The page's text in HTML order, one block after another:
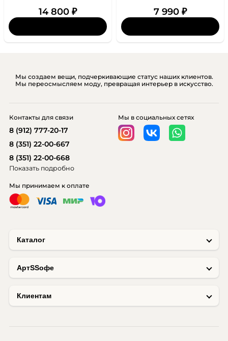
14 800 ₽ 7 990 ₽
Мы создаем вещи, подчеркивающие статус наших клиентов.
Мы переосмысляем моду, превращая интерьер в искусство.
Каталог
AртSSофе
Клиентам
Мы принимаем к оплате
Мы в социальных сетях
Контакты для связи
8 (912) 777-20-17
8 (351) 22-00-667
8 (351) 22-00-668
Показать подробно